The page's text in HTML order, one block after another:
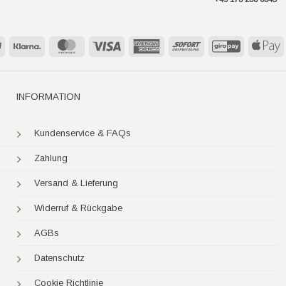
PayPal Klarna MasterCard Visa
AmericanSofort GiroPay
INFORMATION
Kundenservice & FAQs
Zahlung
Versand & Lieferung
Widerruf & Rückgabe
AGBs
Datenschutz
Cookie Richtlinie